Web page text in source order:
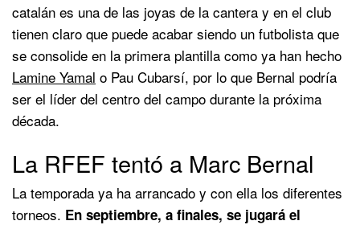
catalán es una de las joyas de la cantera y en el club
tienen claro que puede acabar siendo un futbolista que
se consolide en la primera plantilla como ya han hecho
Lamine Yamal o Pau Cubarsí, por lo que Bernal podría
ser el líder del centro del campo durante la próxima
década.
La RFEF tentó a Marc Bernal
La temporada ya ha arrancado y con ella los diferentes
torneos. En septiembre, a finales, se jugará el